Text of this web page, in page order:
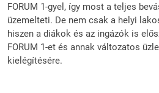
FORUM 1-gyel, így most a teljes
üzemelteti. De nem csak a helyi
hiszen a diákok és az ingázók is
FORUM 1-et és annak változatos
kielégítésére.